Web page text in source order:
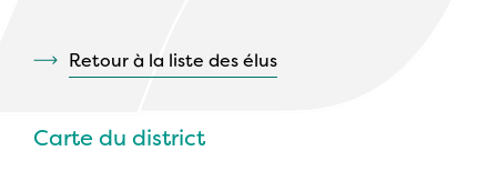
Retour à la liste des élus
Carte du district